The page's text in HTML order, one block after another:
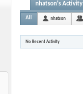
nhatson's Activity
All nhatson
No Recent Activity